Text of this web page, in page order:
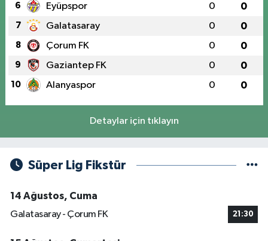
6 Eyüpspor 0 0
7 Galatasaray 0 0
8 Çorum FK 0 0
9 Gaziantep FK 0 0
10 Alanyaspor 0 0
Detaylar için tıklayın
Süper Lig Fikstür
14 Ağustos, Cuma
Galatasaray - Çorum FK
21:30